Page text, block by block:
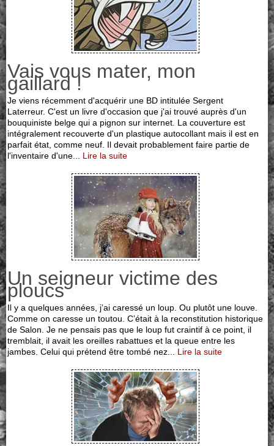
Vais vous mater, mon
gaillard !
Je viens récemment d'acquérir une BD intitulée Sergent
Laterreur. C'est un livre d'occasion que j'ai trouvé auprès d'un
bouquiniste belge qui a pignon sur internet. La couverture est
intégralement recouverte d'un plastique autocollant mais il est en
parfait état, comme neuf. Il devait probablement faire partie de
l'inventaire d'une... Lire la suite
Un seigneur victime des
ploucs
Il y a quelques années, j’ai caressé un loup. Ou plutôt une louve.
Comme on caresse un toutou. C’était à la reconstitution historique
de Salon. Je ne pensais pas que le loup fut craintif à ce point, il
tremblait, il avait les oreilles rabattues et la queue entre les
jambes. Celui qui prétend être tombé nez... Lire la suite